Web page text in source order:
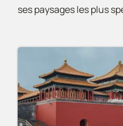
ses paysages les plus